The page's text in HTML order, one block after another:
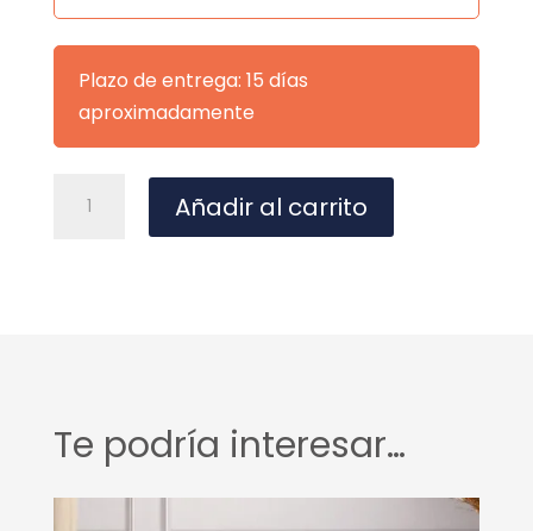
Plazo de entrega: 15 días
aproximadamente
RENE
Añadir al carrito
i
Te podría interesar…